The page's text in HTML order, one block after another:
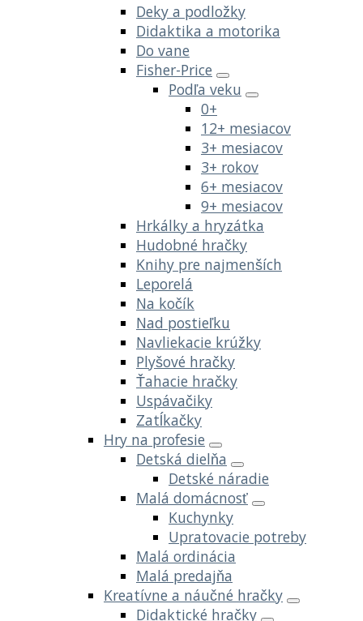
Deky a podložky
Didaktika a motorika
Do vane
Fisher-Price
Podľa veku
0+
12+ mesiacov
3+ mesiacov
3+ rokov
6+ mesiacov
9+ mesiacov
Hrkálky a hryzátka
Hudobné hračky
Knihy pre najmenších
Leporelá
Na kočík
Nad postieľku
Navliekacie krúžky
Plyšové hračky
Ťahacie hračky
Uspávačiky
Zatĺkačky
Hry na profesie
Detská dielňa
Detské náradie
Malá domácnosť
Kuchynky
Upratovacie potreby
Malá ordinácia
Malá predajňa
Kreatívne a náučné hračky
Didaktické hračky